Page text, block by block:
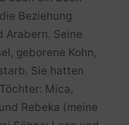
Beziehung
Arabern. Seine
geborene Kohn,
Sie hatten
Mica,
Rebeka (meine